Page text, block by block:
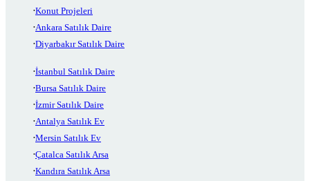
Konut Projeleri
Ankara Satılık Daire
Diyarbakır Satılık Daire
İstanbul Satılık Daire
Bursa Satılık Daire
İzmir Satılık Daire
Antalya Satılık Ev
Mersin Satılık Ev
Çatalca Satılık Arsa
Kandıra Satılık Arsa